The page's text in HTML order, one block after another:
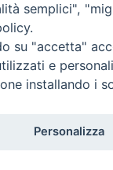
riservati -
semplici",
su "accetta"
e
installando i
Personalizza